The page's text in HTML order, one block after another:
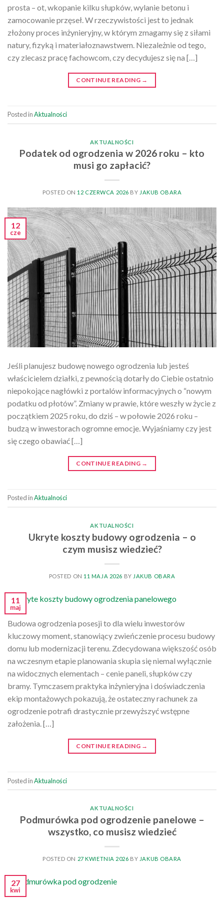
prosta – ot, wkopanie kilku słupków, wylanie betonu i
zamocowanie przęseł. W rzeczywistości jest to jednak
złożony proces inżynieryjny, w którym zmagamy się z siłami
natury, fizyką i materiałoznawstwem. Niezależnie od tego,
czy zlecasz pracę fachowcom, czy decydujesz się na […]
CONTINUE READING →
Posted inAktualności
AKTUALNOŚCI
Podatek od ogrodzenia w 2026 roku – kto
musi go zapłacić?
POSTED ON 12 CZERWCA 2026 BY JAKUB OBARA
12
cze
Jeśli planujesz budowę nowego ogrodzenia lub jesteś
właścicielem działki, z pewnością dotarły do Ciebie ostatnio
niepokojące nagłówki z portalów informacyjnych o “nowym
podatku od płotów”. Zmiany w prawie, które weszły w życie z
początkiem 2025 roku, do dziś – w połowie 2026 roku –
budzą w inwestorach ogromne emocje. Wyjaśniamy czy jest
się czego obawiać […]
CONTINUE READING →
Posted inAktualności
AKTUALNOŚCI
Ukryte koszty budowy ogrodzenia – o
czym musisz wiedzieć?
POSTED ON 11 MAJA 2026 BY JAKUB OBARA
11
maj
Budowa ogrodzenia posesji to dla wielu inwestorów
kluczowy moment, stanowiący zwieńczenie procesu budowy
domu lub modernizacji terenu. Zdecydowana większość osób
na wczesnym etapie planowania skupia się niemal wyłącznie
na widocznych elementach – cenie paneli, słupków czy
bramy. Tymczasem praktyka inżynieryjna i doświadczenia
ekip montażowych pokazują, że ostateczny rachunek za
ogrodzenie potrafi drastycznie przewyższyć wstępne
założenia. […]
CONTINUE READING →
Posted inAktualności
AKTUALNOŚCI
Podmurówka pod ogrodzenie panelowe –
wszystko, co musisz wiedzieć
POSTED ON 27 KWIETNIA 2026 BY JAKUB OBARA
27
kwi